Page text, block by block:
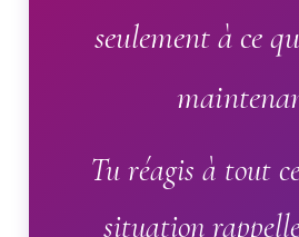
seulement à ce
Tu réagis à tout
situation